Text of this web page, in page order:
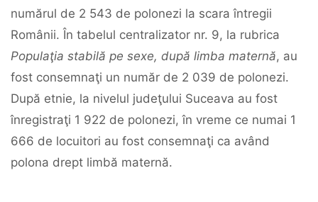
numărul de 2 543 de polonezi la scara întregii
Românii. În tabelul centralizator nr. 9, la rubrica
Populaţia stabilă pe sexe, după limba maternă, au
fost consemnaţi un număr de 2 039 de polonezi.
După etnie, la nivelul judeţului Suceava au fost
înregistraţi 1 922 de polonezi, în vreme ce numai 1
666 de locuitori au fost consemnaţi ca având
polona drept limbă maternă.